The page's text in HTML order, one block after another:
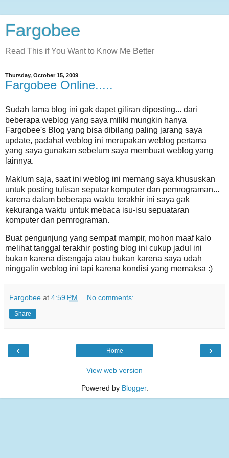
Fargobee
Read This if You Want to Know Me Better
Thursday, October 15, 2009
Fargobee Online.....
Sudah lama blog ini gak dapet giliran diposting... dari
beberapa weblog yang saya miliki mungkin hanya
Fargobee's Blog yang bisa dibilang paling jarang saya
update, padahal weblog ini merupakan weblog pertama
yang saya gunakan sebelum saya membuat weblog yang
lainnya.
Maklum saja, saat ini weblog ini memang saya khususkan
untuk posting tulisan seputar komputer dan pemrograman...
karena dalam beberapa waktu terakhir ini saya gak
kekuranga waktu untuk mebaca isu-isu sepuataran
komputer dan pemrograman.
Buat pengunjung yang sempat mampir, mohon maaf kalo
melihat tanggal terakhir posting blog ini cukup jadul ini
bukan karena disengaja atau bukan karena saya udah
ninggalin weblog ini tapi karena kondisi yang memaksa :)
Fargobee at 4:59 PM No comments:
Share
‹ ›
Home
View web version
Powered by Blogger.